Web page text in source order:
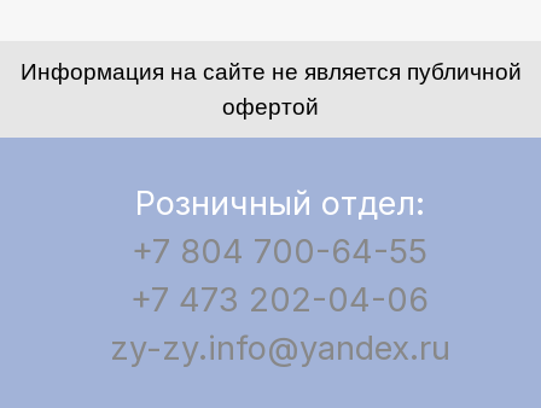
Информация на сайте не является публичной
офертой
Розничный отдел:
+7 804 700-64-55
+7 473 202-04-06
zy-zy.info@yandex.ru